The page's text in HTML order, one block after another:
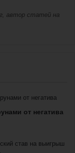
автор статей на
от негатива